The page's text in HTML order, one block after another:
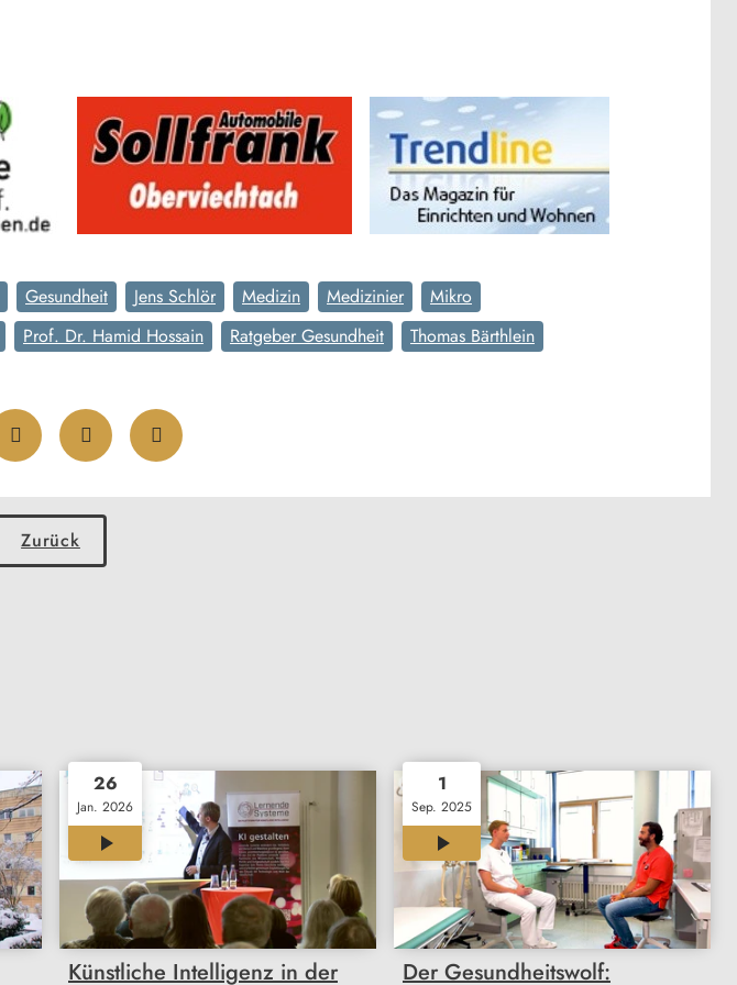
Gesundheit Jens Schlör Medizin Medizinier
Mikro
Prof. Dr. Hamid Hossain Ratgeber Gesundheit Thomas Bärthlein
Zurück
26
Jan. 2026
03:41
Künstliche Intelligenz in der
1
Sep. 2025
12:13
Der Gesundheitswolf: